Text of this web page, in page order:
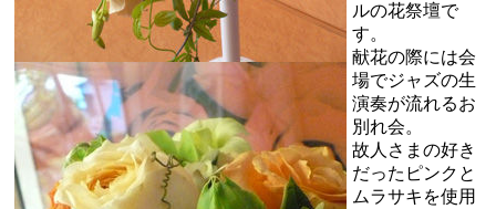
ルの花祭壇で
す。
献花の際には会
場でジャズの生
演奏が流れるお
別れ会。
故人さまの好き
だったピンクと
ムラサキを使用